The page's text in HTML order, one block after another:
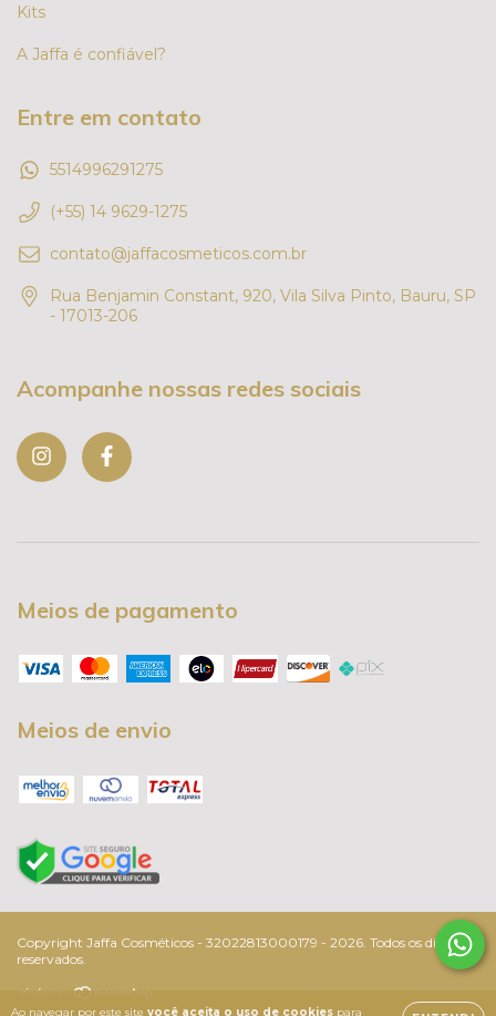
Ao navegar por este site você aceita o uso de cookies para
Kits
A Jaffa é confiável?
Entre em contato
5514996291275
(+55) 14 9629-1275
contato@jaffacosmeticos.com.br
Rua Benjamin Constant, 920, Vila Silva Pinto, Bauru, SP
- 17013-206
Acompanhe nossas redes sociais
Meios de pagamento
Meios de envio
Copyright Jaffa Cosméticos - 32022813000179 - 2026. Todos os direitos
reservados.